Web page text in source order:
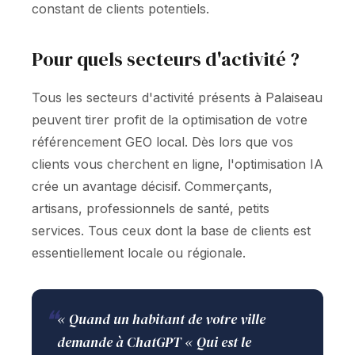
constant de clients potentiels.
Pour quels secteurs d'activité ?
Tous les secteurs d'activité présents à Palaiseau
peuvent tirer profit de la optimisation de votre
référencement GEO local. Dès lors que vos
clients vous cherchent en ligne, l'optimisation IA
crée un avantage décisif. Commerçants,
artisans, professionnels de santé, petits
services. Tous ceux dont la base de clients est
essentiellement locale ou régionale.
❝« Quand un habitant de votre ville
demande à ChatGPT « Qui est le